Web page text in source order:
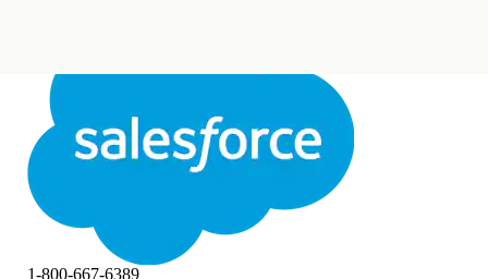
StängStäng
1-800-667-6389